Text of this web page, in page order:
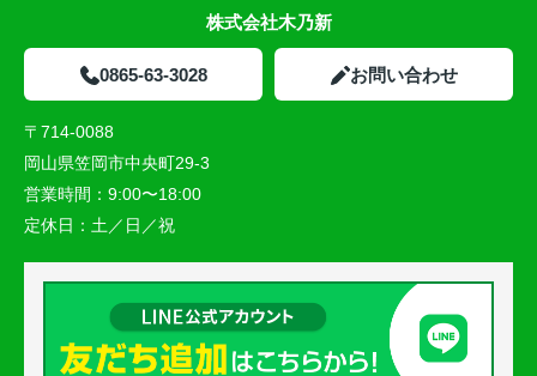
株式会社木乃新
0865-63-3028 お問い合わせ
〒714-0088
岡山県笠岡市中央町29-3
営業時間： 9:00〜18:00
定休日： 土／日／祝